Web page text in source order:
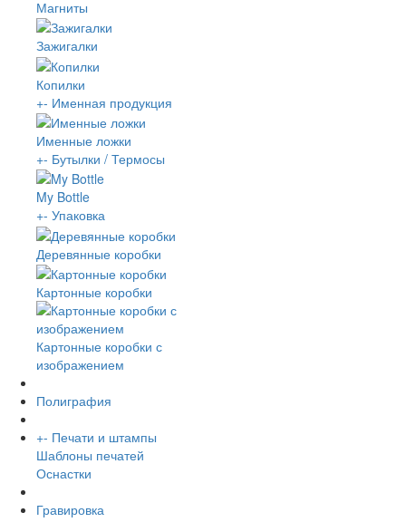
Магниты
Зажигалки
Копилки
+- Именная продукция
Именные ложки
+- Бутылки / Термосы
My Bottle
+- Упаковка
Деревянные коробки
Картонные коробки
Картонные коробки с
изображением
Полиграфия
+- Печати и штампы
Шаблоны печатей
Оснастки
Гравировка